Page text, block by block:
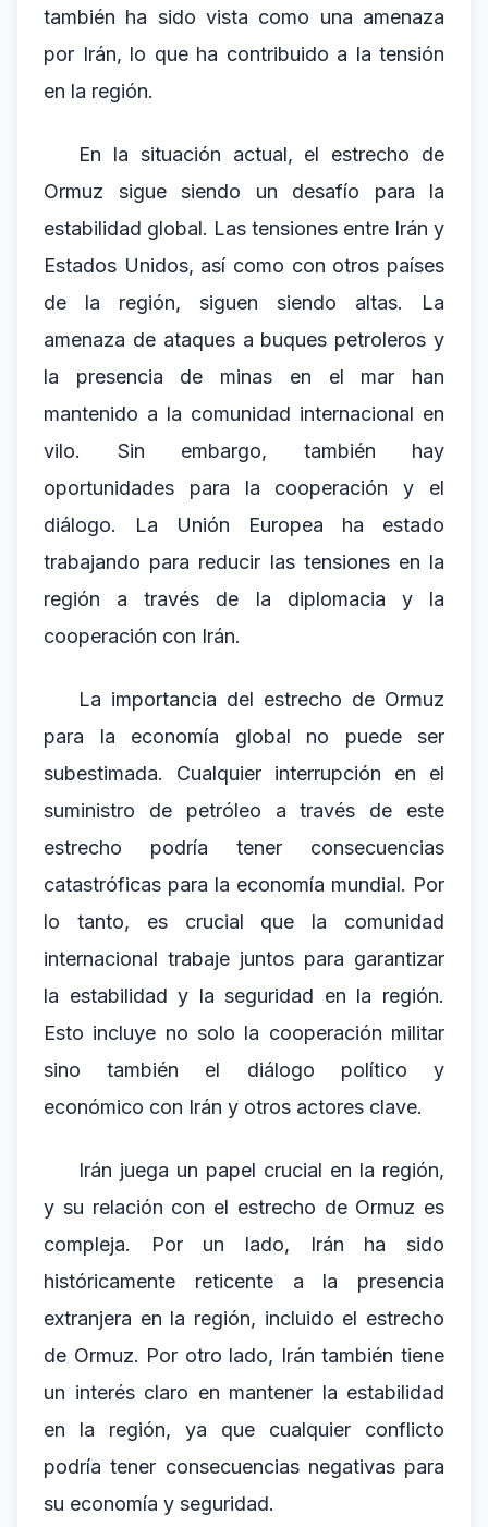
también ha sido vista como una amenaza
por Irán, lo que ha contribuido a la tensión
en la región.
En la situación actual, el estrecho de
Ormuz sigue siendo un desafío para la
estabilidad global. Las tensiones entre Irán y
Estados Unidos, así como con otros países
de la región, siguen siendo altas. La
amenaza de ataques a buques petroleros y
la presencia de minas en el mar han
mantenido a la comunidad internacional en
vilo. Sin embargo, también hay
oportunidades para la cooperación y el
diálogo. La Unión Europea ha estado
trabajando para reducir las tensiones en la
región a través de la diplomacia y la
cooperación con Irán.
La importancia del estrecho de Ormuz
para la economía global no puede ser
subestimada. Cualquier interrupción en el
suministro de petróleo a través de este
estrecho podría tener consecuencias
catastróficas para la economía mundial. Por
lo tanto, es crucial que la comunidad
internacional trabaje juntos para garantizar
la estabilidad y la seguridad en la región.
Esto incluye no solo la cooperación militar
sino también el diálogo político y
económico con Irán y otros actores clave.
Irán juega un papel crucial en la región,
y su relación con el estrecho de Ormuz es
compleja. Por un lado, Irán ha sido
históricamente reticente a la presencia
extranjera en la región, incluido el estrecho
de Ormuz. Por otro lado, Irán también tiene
un interés claro en mantener la estabilidad
en la región, ya que cualquier conflicto
podría tener consecuencias negativas para
su economía y seguridad.